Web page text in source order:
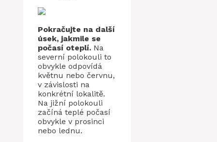
Pokračujte na další
úsek, jakmile se
počasí oteplí. Na
severní polokouli to
obvykle odpovídá
květnu nebo červnu,
v závislosti na
konkrétní lokalitě.
Na jižní polokouli
začíná teplé počasí
obvykle v prosinci
nebo lednu.